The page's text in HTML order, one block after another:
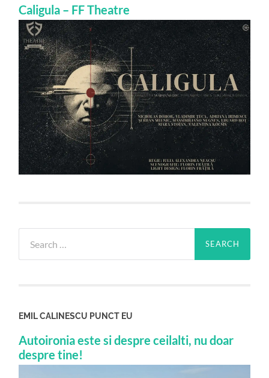
Caligula – FF Theatre
for:
EMIL CALINESCU PUNCT EU
Autoironia este si despre ceilalti, nu doar
despre tine!